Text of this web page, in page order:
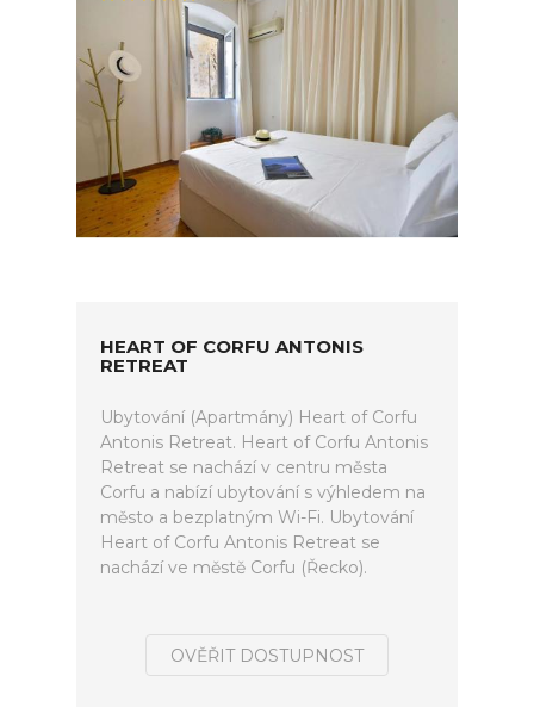
HEART OF CORFU ANTONIS
RETREAT
Ubytování (Apartmány) Heart of Corfu
Antonis Retreat. Heart of Corfu Antonis
Retreat se nachází v centru města
Corfu a nabízí ubytování s výhledem na
město a bezplatným Wi-Fi. Ubytování
Heart of Corfu Antonis Retreat se
nachází ve městě Corfu (Řecko).
OVĚŘIT DOSTUPNOST